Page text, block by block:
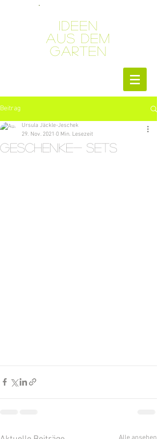
Ideen
aus dem
Garten
Beitrag
Geschenke- Sets
Ursula Jäckle-Jeschek
29. Nov. 2021 0 Min. Lesezeit